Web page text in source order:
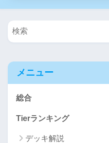
メニュー
総合
Tierランキング
デッキ解説